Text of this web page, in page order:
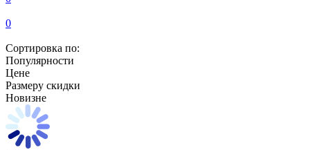
0
Сортировка по:
Популярности
Цене
Размеру скидки
Новизне